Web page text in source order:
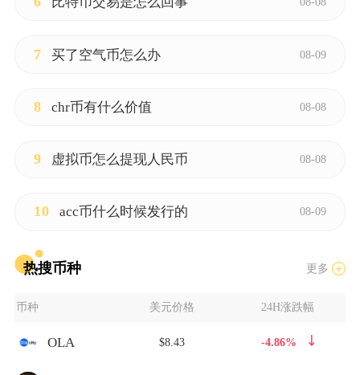
7 买了空气币怎么办 08-09
8 chr币有什么价值 08-08
9 虚拟币怎么提现人民币 08-08
10 acc币什么时候发行的 08-09
热搜币种 更多
币种 美元价格 24H涨跌幅
OLA $8.43 -4.86%